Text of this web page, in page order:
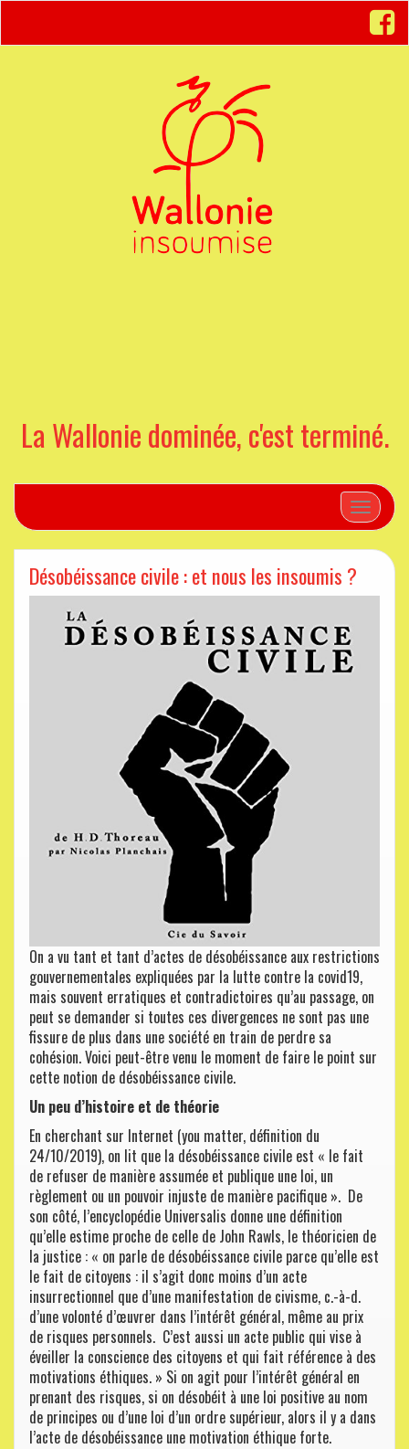
La Wallonie dominée, c'est terminé.
Toggle
Désobéissance civile : et nous les insoumis ?
On a vu tant et tant d’actes de désobéissance aux restrictions
gouvernementales expliquées par la lutte contre la covid19,
mais souvent erratiques et contradictoires qu’au passage, on
peut se demander si toutes ces divergences ne sont pas une
fissure de plus dans une société en train de perdre sa
cohésion. Voici peut-être venu le moment de faire le point sur
cette notion de désobéissance civile.
Un peu d’histoire et de théorie
En cherchant sur Internet (you matter, définition du
24/10/2019), on lit que la désobéissance civile est « le fait
de refuser de manière assumée et publique une loi, un
règlement ou un pouvoir injuste de manière pacifique ». De
son côté, l’encyclopédie Universalis donne une définition
qu’elle estime proche de celle de John Rawls, le théoricien de
la justice : « on parle de désobéissance civile parce qu’elle est
le fait de citoyens : il s’agit donc moins d’un acte
insurrectionnel que d’une manifestation de civisme, c.-à-d.
d’une volonté d’œuvrer dans l’intérêt général, même au prix
de risques personnels. C’est aussi un acte public qui vise à
éveiller la conscience des citoyens et qui fait référence à des
motivations éthiques. » Si on agit pour l’intérêt général en
prenant des risques, si on désobéit à une loi positive au nom
de principes ou d’une loi d’un ordre supérieur, alors il y a dans
l’acte de désobéissance une motivation éthique forte.